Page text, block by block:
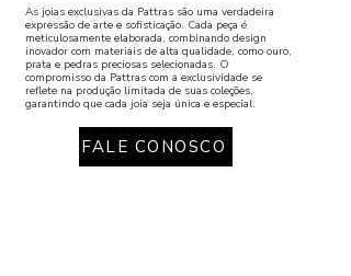
As joias exclusivas da Pattras são uma verdadeira
expressão de arte e sofisticação. Cada peça é
meticulosamente elaborada, combinando design
inovador com materiais de alta qualidade, como ouro,
prata e pedras preciosas selecionadas. O
compromisso da Pattras com a exclusividade se
reflete na produção limitada de suas coleções,
garantindo que cada joia seja única e especial.
FALE CONOSCO